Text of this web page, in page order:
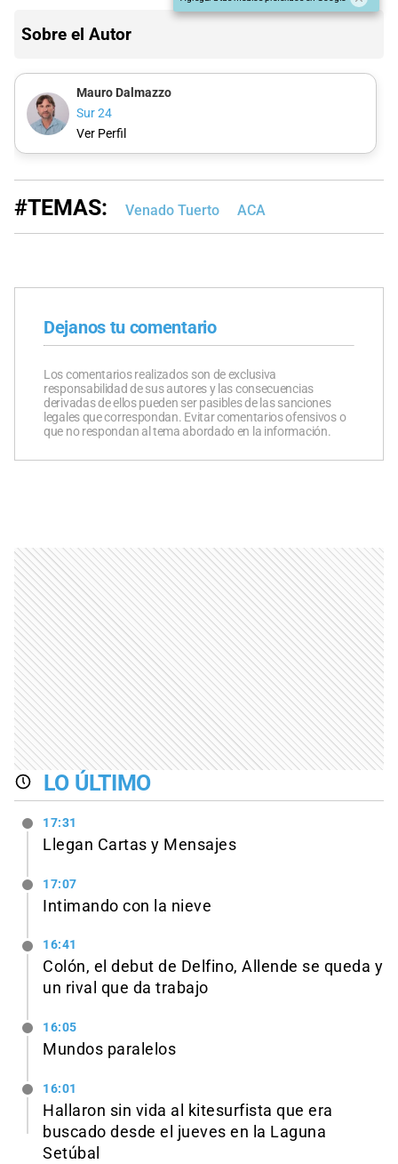
Sobre el Autor
Mauro Dalmazzo
Sur 24
Ver Perfil
#TEMAS: Venado Tuerto ACA
Dejanos tu comentario
Los comentarios realizados son de exclusiva
responsabilidad de sus autores y las consecuencias
derivadas de ellos pueden ser pasibles de las sanciones
legales que correspondan. Evitar comentarios ofensivos o
que no respondan al tema abordado en la información.
LO ÚLTIMO
17:31
Llegan Cartas y Mensajes
17:07
Intimando con la nieve
16:41
Colón, el debut de Delfino, Allende se queda y
un rival que da trabajo
16:05
Mundos paralelos
16:01
Hallaron sin vida al kitesurfista que era
buscado desde el jueves en la Laguna
Setúbal